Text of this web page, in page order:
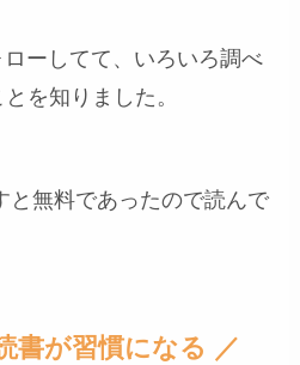
ーしてて、いろいろ調べ
を知りました。
と無料であったので読んで
書が習慣になる ／